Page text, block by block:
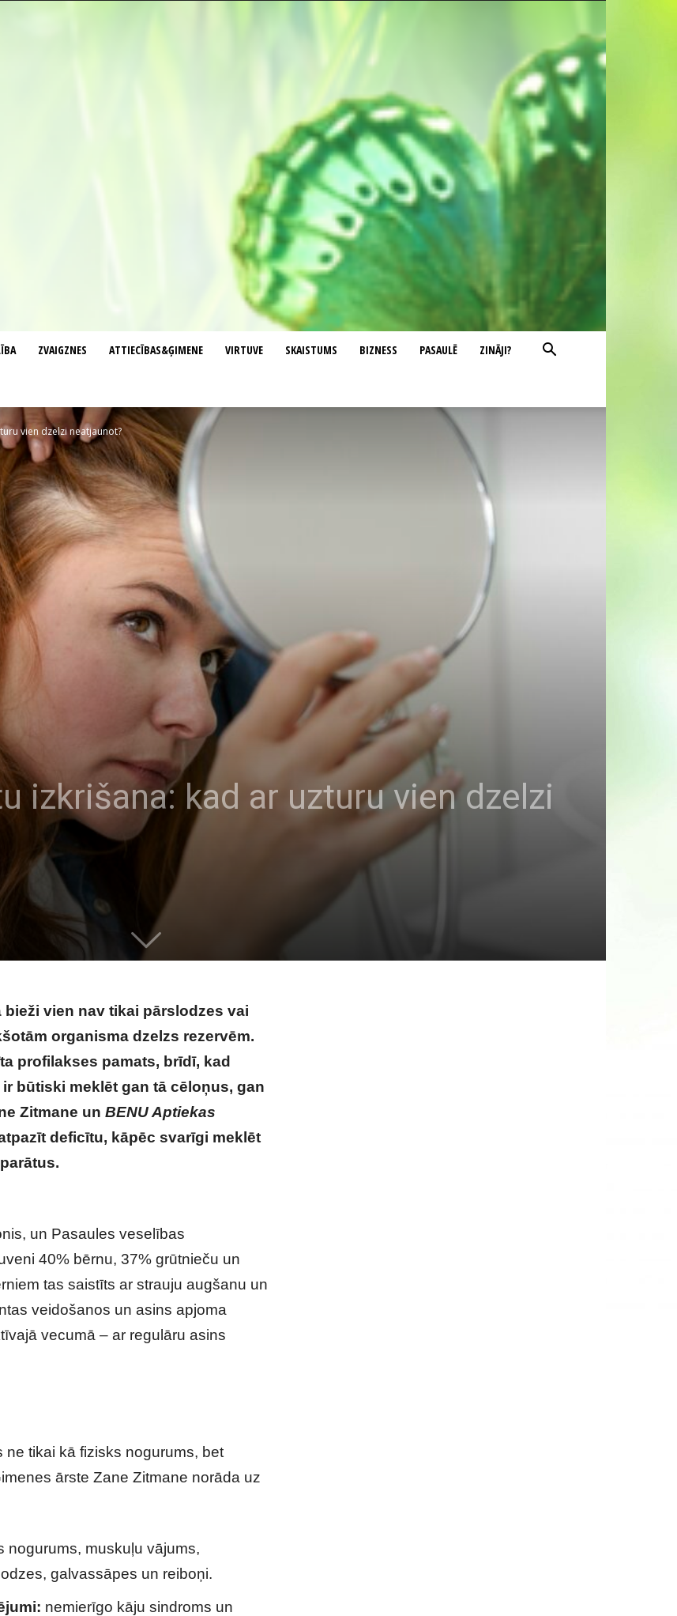
ZVAIGZNES ATTIECĪBAS&ĢIMENE VIRTUVE SKAISTUMS BIZNESS PASAULĒ ZINĀJI?
vien dzelzi neatjaunot?
izkrišana: kad ar uzturu vien dzelzi
vien nav tikai pārslodzes vai
organisma dzelzs rezervēm.
profilakses pamats, brīdī, kad
būtiski meklēt gan tā cēloņus, gan
Zitmane un BENU Aptiekas
deficītu, kāpēc svarīgi meklēt
un Pasaules veselības
40% bērnu, 37% grūtnieču un
tas saistīts ar strauju augšanu un
veidošanos un asins apjoma
vecumā – ar regulāru asins
tikai kā fizisks nogurums, bet
ārste Zane Zitmane norāda uz
nogurums, muskuļu vājums,
galvassāpes un reiboņi.
nemierīgo kāju sindroms un